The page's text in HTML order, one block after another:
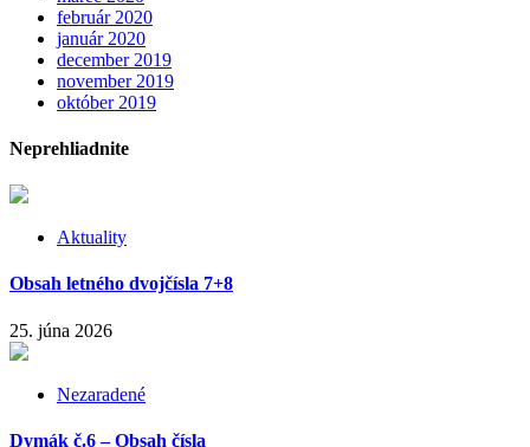
február 2020
január 2020
december 2019
november 2019
október 2019
Neprehliadnite
Aktuality
Obsah letného dvojčísla 7+8
25. júna 2026
Nezaradené
Dymák č.6 – Obsah čísla